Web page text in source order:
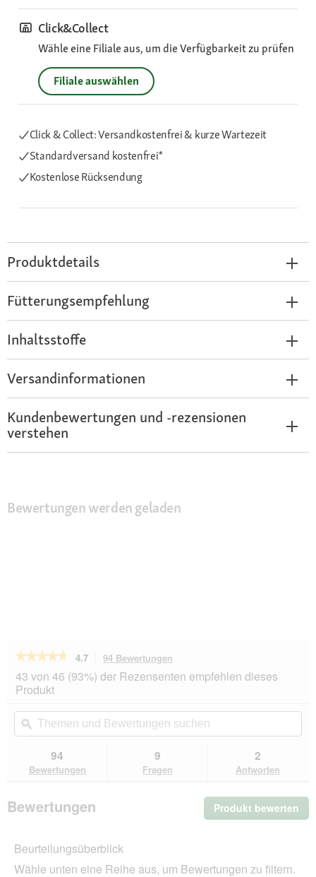
Click&Collect
Wähle eine Filiale aus, um die Verfügbarkeit zu prüfen
Filiale auswählen
Click & Collect: Versandkostenfrei & kurze Wartezeit
Standardversand kostenfrei*
Kostenlose Rücksendung
Produktdetails
Fütterungsempfehlung
Inhaltsstoffe
Versandinformationen
Kundenbewertungen und -rezensionen
verstehen
Bewertungen werden geladen
★★★★★
★★★★★
von
5
lesen
für
GOLD
Sensitive
und
4.7 94 Bewertungen
Aktion
du
zu
den
43 von 46 (93%) der Rezensenten empfehlen dieses
Produkt
Themen
und
Bewertungen
ϙ
94
Bewertungen
9
Fragen
2
Antworten
Bewertungen Produkt bewerten
Mit
Beurteilungsüberblick
Wähle unten eine Reihe aus, um Bewertungen zu filtern.